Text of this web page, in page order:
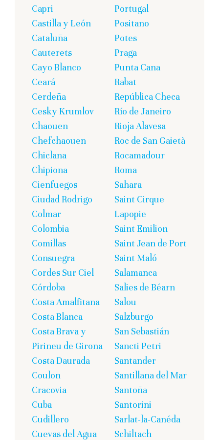
Capri
Castilla y León
Cataluña
Cauterets
Cayo Blanco
Ceará
Cerdeña
Cesky Krumlov
Chaouen
Chefchaouen
Chiclana
Chipiona
Cienfuegos
Ciudad Rodrigo
Colmar
Colombia
Comillas
Consuegra
Cordes Sur Ciel
Córdoba
Costa Amalfitana
Costa Blanca
Costa Brava y
Pirineu de Girona
Costa Daurada
Coulon
Cracovia
Cuba
Cudillero
Cuevas del Agua
Portugal
Positano
Potes
Praga
Punta Cana
Rabat
República Checa
Río de Janeiro
Rioja Alavesa
Roc de San Gaietà
Rocamadour
Roma
Sahara
Saint Cirque
Lapopie
Saint Emilion
Saint Jean de Port
Saint Maló
Salamanca
Salies de Béarn
Salou
Salzburgo
San Sebastián
Sancti Petri
Santander
Santillana del Mar
Santoña
Santorini
Sarlat-la-Canéda
Schiltach